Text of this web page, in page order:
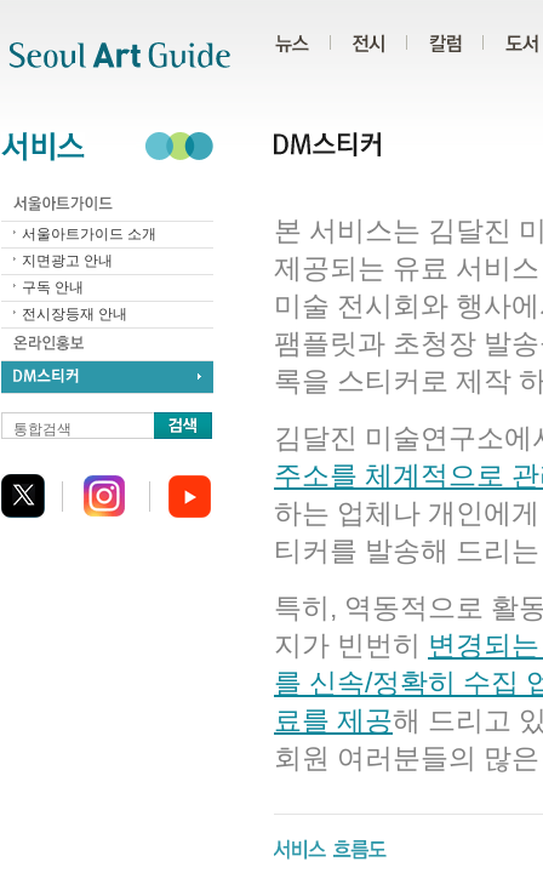
서울아트가이드 소개
지면광고 안내
구독 안내
전시장등재 안내
통합검색
본 서비스는 김달진
제공되는 유료 서비
미술 전시회와 행사
팸플릿과 초청장 발
록을 스티커로 제작
김달진 미술연구소
주소를 체계적으로
하는 업체나 개인에
티커를 발송해 드리
특히, 역동적으로 활
지가 빈번히 변경되
를 신속/정확히 수집
료를 제공해 드리고
회원 여러분들의 많